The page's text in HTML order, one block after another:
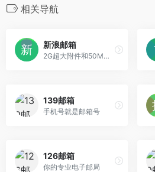
相关导航
新浪邮箱
2G超大附件和50M普通附件，容量5G至无限大
139邮箱
手机号就是邮箱号
126邮箱
你的专业电子邮局